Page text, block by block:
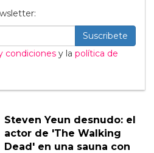
Suscribete
condiciones y la política de
Steven Yeun desnudo: el
actor de 'The Walking
Dead' en una sauna con